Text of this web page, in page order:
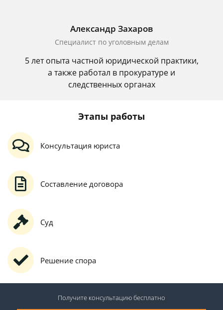
Александр Захаров
Специалист по уголовным делам
5 лет опыта частной юридической практики,
а также работал в прокуратуре и
следственных органах
Этапы работы
Консультация юриста
Составление договора
Суд
Решение спора
Получите консультациюбесплатно